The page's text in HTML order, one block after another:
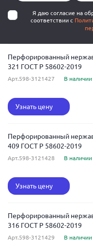
Я даю согласие на
соответствии с
Перфорированный
321 ГОСТ Р 58602-2019
Арт.598-3121427 В наличии
Узнать цену
Перфорированный
409 ГОСТ Р 58602-2019
Арт.598-3121428 В наличии
Узнать цену
Перфорированный
316 ГОСТ Р 58602-2019
Арт.598-3121429 В наличии